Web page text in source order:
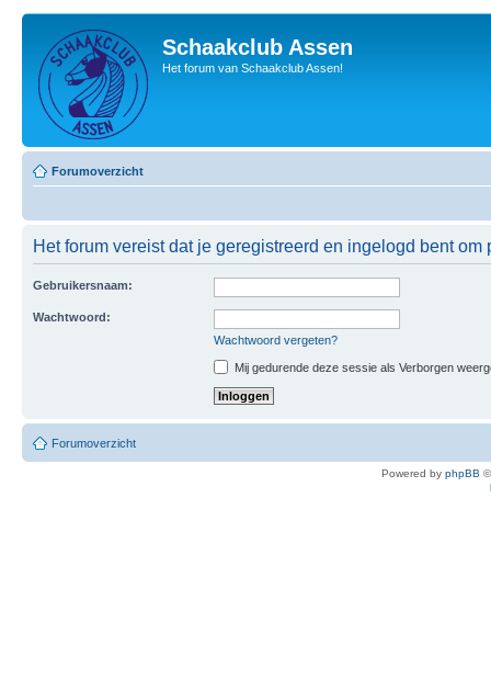
Schaakclub Assen
Het forum van Schaakclub Assen!
Forumoverzicht
Het forum vereist dat je geregistreerd en ingelogd bent om
Gebruikersnaam:
Wachtwoord:
Wachtwoord vergeten?
Mij gedurende deze sessie als Verborgen
Forumoverzicht
Powered by phpBB